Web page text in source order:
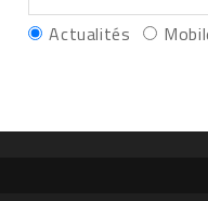
Actualités